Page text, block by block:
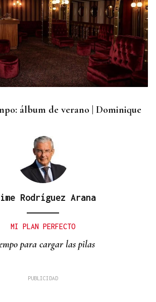
álbum de verano | Dominique
Rodríguez Arana
MI PLAN PERFECTO
para cargar las pilas